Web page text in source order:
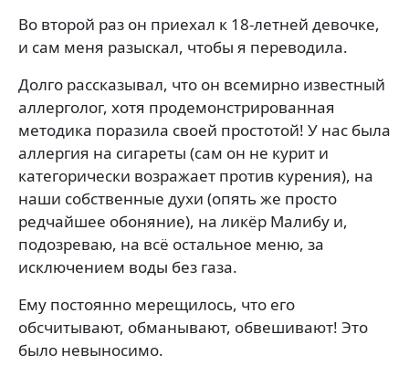
Во второй раз он приехал к 18-летней девочке,
и сам меня разыскал, чтобы я переводила.
Долго рассказывал, что он всемирно известный
аллерголог, хотя продемонстрированная
методика поразила своей простотой! У нас была
аллергия на сигареты (сам он не курит и
категорически возражает против курения), на
наши собственные духи (опять же просто
редчайшее обоняние), на ликёр Малибу и,
подозреваю, на всё остальное меню, за
исключением воды без газа.
Ему постоянно мерещилось, что его
обсчитывают, обманывают, обвешивают! Это
было невыносимо.